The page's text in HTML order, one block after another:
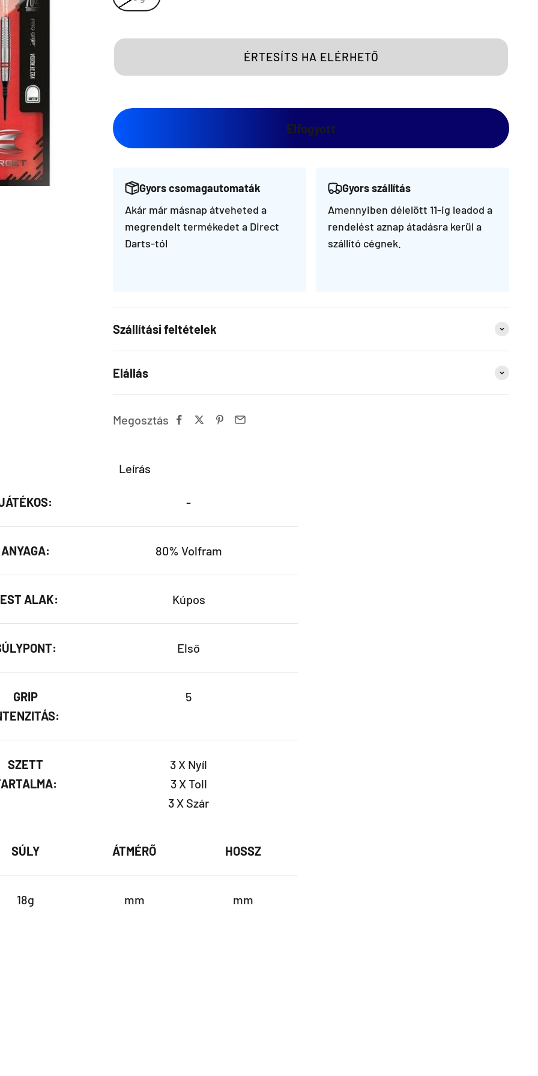
ÉRTESÍTS HA ELÉRHETŐ
Elfogyott
Gyors csomagautomaták
Akár már másnap átveheted a
megrendelt termékedet a Direct
Darts-tól
Gyors szállítás
Amennyiben délelött 11-ig leadod a
rendelést aznap átadásra kerül a
szállító cégnek.
Szállítási feltételek
Elállás
Megosztás
Leírás
-
ANYAGA: 80% Volfram
ALAK: Kúpos
Első
GRIP
5
SZETT
3 X Nyíl
3 X Toll
3 X Szár
SÚLY ÁTMÉRŐ HOSSZ
18g mm mm